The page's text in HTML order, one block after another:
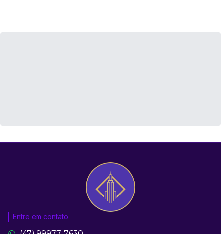
Entre em contato